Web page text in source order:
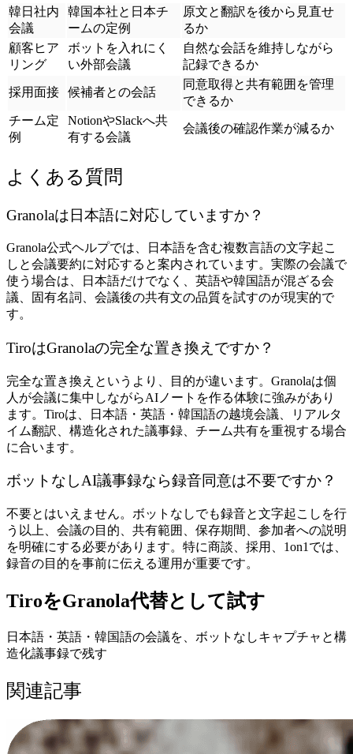
韓日社内
会議
韓国本社と日本チ
ームの定例
原文と翻訳を後から見直せ
るか
顧客ヒア
リング
ボットを入れにく
い外部会議
自然な会話を維持しながら
記録できるか
採用面接 候補者との会話
同意取得と共有範囲を管理
できるか
チーム定
例
NotionやSlackへ共
有する会議
会議後の確認作業が減るか
よくある質問
Granolaは日本語に対応していますか？
Granola公式ヘルプでは、日本語を含む複数言語の文字起こ
しと会議要約に対応すると案内されています。実際の会議で
使う場合は、日本語だけでなく、英語や韓国語が混ざる会
議、固有名詞、会議後の共有文の品質を試すのが現実的で
す。
TiroはGranolaの完全な置き換えですか？
完全な置き換えというより、目的が違います。Granolaは個
人が会議に集中しながらAIノートを作る体験に強みがあり
ます。Tiroは、日本語・英語・韓国語の越境会議、リアルタ
イム翻訳、構造化された議事録、チーム共有を重視する場合
に合います。
ボットなしAI議事録なら録音同意は不要ですか？
不要とはいえません。ボットなしでも録音と文字起こしを行
う以上、会議の目的、共有範囲、保存期間、参加者への説明
を明確にする必要があります。特に商談、採用、1on1では、
録音の目的を事前に伝える運用が重要です。
TiroをGranola代替として試す
日本語・英語・韓国語の会議を、ボットなしキャプチャと構
造化議事録で残す
関連記事